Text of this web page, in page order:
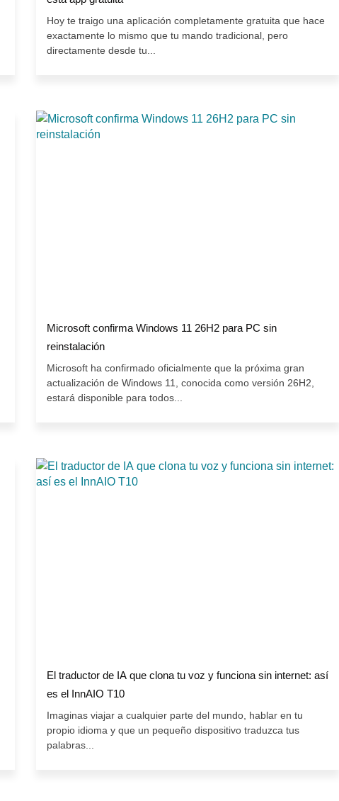
Hoy te traigo una aplicación completamente gratuita que hace
exactamente lo mismo que tu mando tradicional, pero
directamente desde tu...
Microsoft confirma Windows 11 26H2 para PC sin
reinstalación
Microsoft ha confirmado oficialmente que la próxima gran
actualización de Windows 11, conocida como versión 26H2,
estará disponible para todos...
El traductor de IA que clona tu voz y funciona sin internet: así
es el InnAIO T10
Imaginas viajar a cualquier parte del mundo, hablar en tu
propio idioma y que un pequeño dispositivo traduzca tus
palabras...